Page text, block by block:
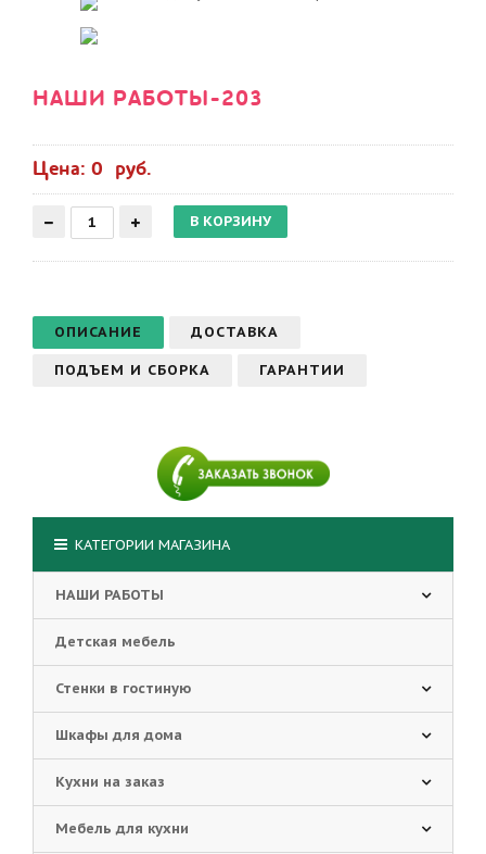
НАШИ РАБОТЫ-203
Цена: 0 руб.
ОПИСАНИЕ ДОСТАВКА
ПОДЪЕМ И СБОРКА ГАРАНТИИ
КАТЕГОРИИ МАГАЗИНА
НАШИ РАБОТЫ
Детская мебель
Стенки в гостиную
Шкафы для дома
Кухни на заказ
Мебель для кухни